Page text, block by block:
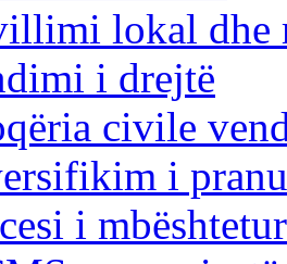
lokal dhe
i drejtë
civile
i
i